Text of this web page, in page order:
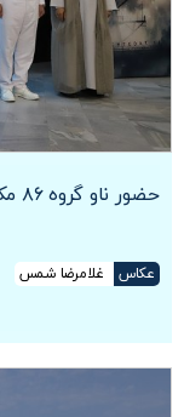
حضور ناو گروه ۸۶ مکران نیروی دریایی در نوشهر
عکاس غلامرضا شمس